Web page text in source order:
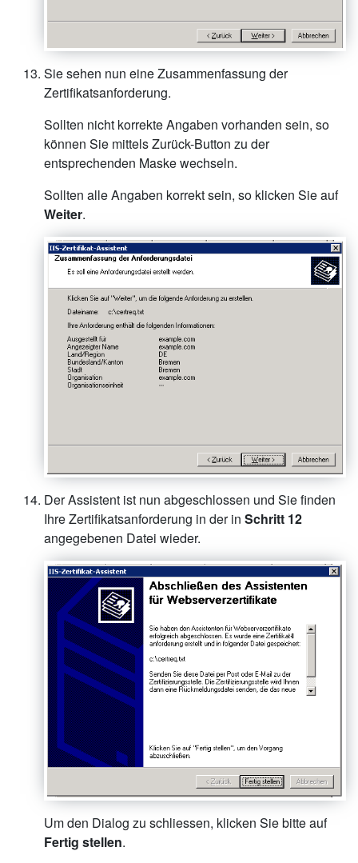
Sie sehen nun eine Zusammenfassung der
Zertifikatsanforderung.
Sollten nicht korrekte Angaben vorhanden sein, so
können Sie mittels Zurück-Button zu der
entsprechenden Maske wechseln.
Sollten alle Angaben korrekt sein, so klicken Sie auf
Weiter.
Der Assistent ist nun abgeschlossen und Sie finden
Ihre Zertifikatsanforderung in der in Schritt 12
angegebenen Datei wieder.
Um den Dialog zu schliessen, klicken Sie bitte auf
Fertig stellen.